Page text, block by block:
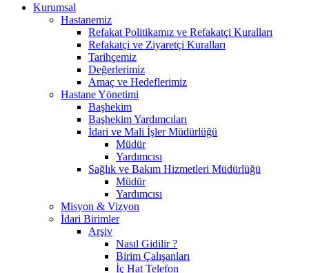
Kurumsal
Hastanemiz
Refakat Politikamız ve Refakatçi Kuralları
Refakatçi ve Ziyaretçi Kuralları
Tarihçemiz
Değerlerimiz
Amaç ve Hedeflerimiz
Hastane Yönetimi
Başhekim
Başhekim Yardımcıları
İdari ve Mali İşler Müdürlüğü
Müdür
Yardımcısı
Sağlık ve Bakım Hizmetleri Müdürlüğü
Müdür
Yardımcısı
Misyon & Vizyon
İdari Birimler
Arşiv
Nasıl Gidilir ?
Birim Çalışanları
İç Hat Telefon